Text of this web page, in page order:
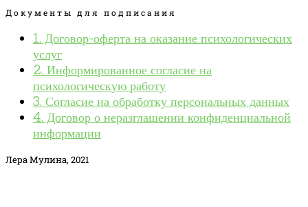
Документы для подписания
1. Договор-оферта на оказание психологических
услуг
2. Информированное согласие на
психологическую работу
3. Согласие на обработку персональных данных
4. Договор о неразглашении конфиденциальной
информации
Лера Мулина, 2021